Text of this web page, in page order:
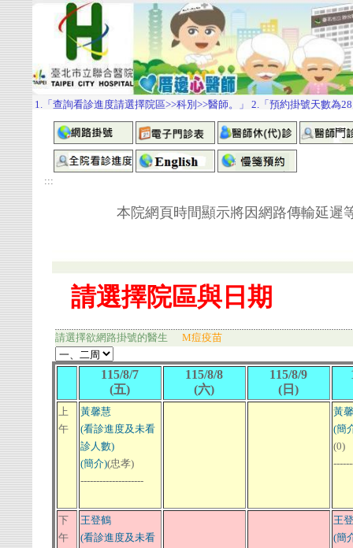
:::
本院網頁時間顯示將因網路傳輸延遲
請選擇欲網路掛號的醫生 M痘疫苗
115/8/7
(五)
115/8/8
(六)
115/8/9
(日)
上
午
黃馨慧
(看診進度及未看
診人數)
(簡介)(忠孝)
--------------------
黃
(簡
(0)
下
午
王登鶴
(看診進度及未看
王
(簡